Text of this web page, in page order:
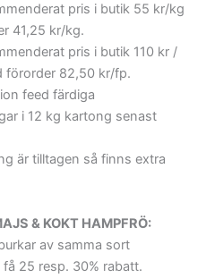
pris i butik 55 kr/kg
41,25 kr/kg.
pris i butik 110 kr /
förorder 82,50 kr/fp.
feed färdiga
i 12 kg kartong senast
är tilltagen så finns extra
& KOKT HAMPFRÖ:
av samma sort
25 resp. 30% rabatt.